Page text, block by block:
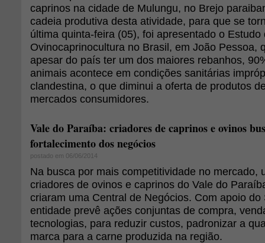
caprinos na cidade de Mulungu, no Brejo
cadeia produtiva desta atividade, para que se
última quinta-feira (05), foi apresentado o Estudo
Ovinocaprinocultura no Brasil, em João Pessoa,
apesar do país ter um dos maiores rebanhos,
animais acontece em condições sanitárias
clandestina, o que diminui a oferta de produtos
mercados consumidores.
Vale do Paraíba: criadores de caprinos e ovinos
fortalecimento dos negócios
postado em 06/06/2014
Na busca por mais competitividade no mercado,
criadores de ovinos e caprinos do Vale do
criaram uma Central de Negócios. Com apoio do
entidade prevê ações conjuntas de compra,
tecnologias, para reduzir custos, padronizar a
marca para a carne produzida na região.